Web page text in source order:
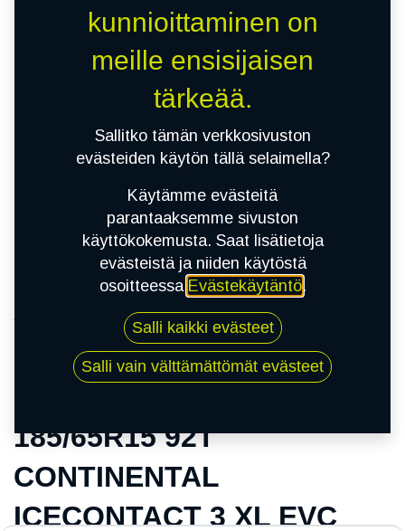
185/65R15 92T CONTINENTAL ICECONTACT 3
XL EVC
185/65R15 92T
CONTINENTAL
ICECONTACT 3 XL EVC
kunnioittaminen on
meille ensisijaisen
tärkeää.
Sallitko tämän verkkosivuston
evästeiden käytön tällä selaimella?
Käytämme evästeitä
parantaaksemme sivuston
käyttökokemusta. Saat lisätietoja
evästeistä ja niiden käytöstä
osoitteessa Evästekäytäntö.
Salli kaikki evästeet
Salli vain välttämättömät evästeet